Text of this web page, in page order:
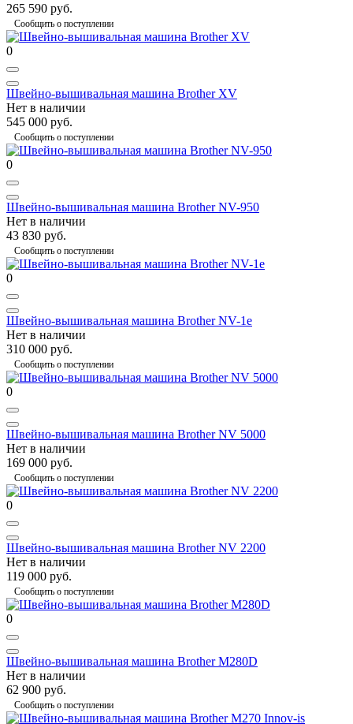
265 590 руб.
Сообщить о поступлении
0
Швейно-вышивальная машина Brother XV
Нет в наличии
545 000 руб.
Сообщить о поступлении
0
Швейно-вышивальная машина Brother NV-950
Нет в наличии
43 830 руб.
Сообщить о поступлении
0
Швейно-вышивальная машина Brother NV-1e
Нет в наличии
310 000 руб.
Сообщить о поступлении
0
Швейно-вышивальная машина Brother NV 5000
Нет в наличии
169 000 руб.
Сообщить о поступлении
0
Швейно-вышивальная машина Brother NV 2200
Нет в наличии
119 000 руб.
Сообщить о поступлении
0
Швейно-вышивальная машина Brother M280D
Нет в наличии
62 900 руб.
Сообщить о поступлении